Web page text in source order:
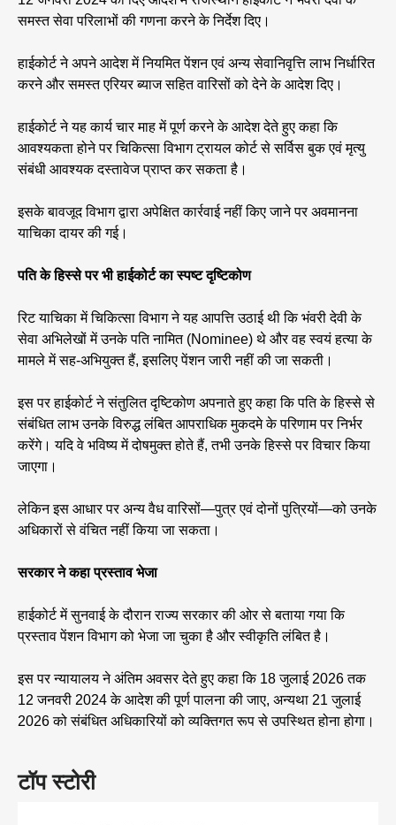
टॉप स्टोरी
समस्त सेवा परिलाभों की गणना करने के निर्देश दिए।
हाईकोर्ट ने अपने आदेश में नियमित पेंशन एवं अन्य सेवानिवृत्ति लाभ निर्धारित
करने और समस्त एरियर ब्याज सहित वारिसों को देने के आदेश दिए।
हाईकोर्ट ने यह कार्य चार माह में पूर्ण करने के आदेश देते हुए कहा कि
आवश्यकता होने पर चिकित्सा विभाग ट्रायल कोर्ट से सर्विस बुक एवं मृत्यु
संबंधी आवश्यक दस्तावेज प्राप्त कर सकता है।
इसके बावजूद विभाग द्वारा अपेक्षित कार्रवाई नहीं किए जाने पर अवमानना
याचिका दायर की गई।
पति के हिस्से पर भी हाईकोर्ट का स्पष्ट दृष्टिकोण
रिट याचिका में चिकित्सा विभाग ने यह आपत्ति उठाई थी कि भंवरी देवी के
सेवा अभिलेखों में उनके पति नामित (Nominee) थे और वह स्वयं हत्या के
मामले में सह-अभियुक्त हैं, इसलिए पेंशन जारी नहीं की जा सकती।
इस पर हाईकोर्ट ने संतुलित दृष्टिकोण अपनाते हुए कहा कि पति के हिस्से से
संबंधित लाभ उनके विरुद्ध लंबित आपराधिक मुकदमे के परिणाम पर निर्भर
करेंगे। यदि वे भविष्य में दोषमुक्त होते हैं, तभी उनके हिस्से पर विचार किया
जाएगा।
लेकिन इस आधार पर अन्य वैध वारिसों—पुत्र एवं दोनों पुत्रियों—को उनके
अधिकारों से वंचित नहीं किया जा सकता।
सरकार ने कहा प्रस्ताव भेजा
हाईकोर्ट में सुनवाई के दौरान राज्य सरकार की ओर से बताया गया कि
प्रस्ताव पेंशन विभाग को भेजा जा चुका है और स्वीकृति लंबित है।
इस पर न्यायालय ने अंतिम अवसर देते हुए कहा कि 18 जुलाई 2026 तक
12 जनवरी 2024 के आदेश की पूर्ण पालना की जाए, अन्यथा 21 जुलाई
2026 को संबंधित अधिकारियों को व्यक्तिगत रूप से उपस्थित होना होगा।